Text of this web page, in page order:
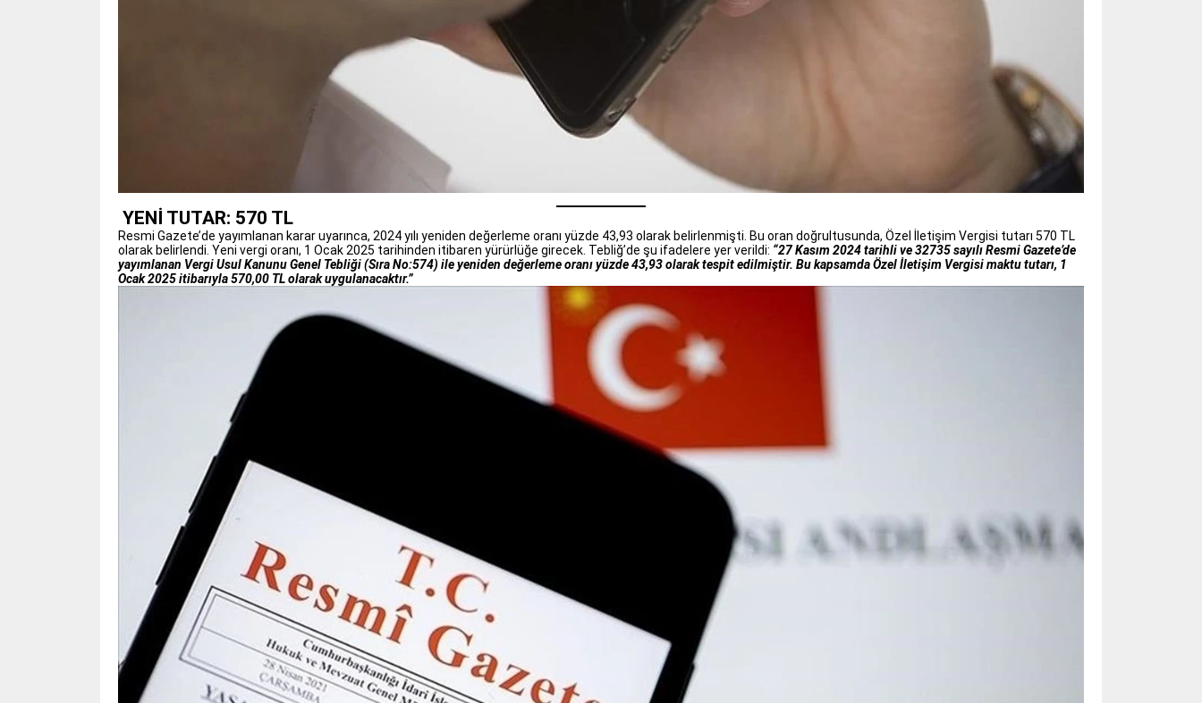
YENİ TUTAR: 570 TL
Resmi Gazete’de yayımlanan karar uyarınca, 2024 yılı yeniden değerleme oranı yüzde 43,93 olarak belirlenmişti. Bu oran doğrultusunda, Özel İletişim Vergisi tutarı 570 TL
olarak belirlendi. Yeni vergi oranı, 1 Ocak 2025 tarihinden itibaren yürürlüğe girecek. Tebliğ’de şu ifadelere yer verildi: “27 Kasım 2024 tarihli ve 32735 sayılı Resmi Gazete’de
yayımlanan Vergi Usul Kanunu Genel Tebliği (Sıra No:574) ile yeniden değerleme oranı yüzde 43,93 olarak tespit edilmiştir. Bu kapsamda Özel İletişim Vergisi maktu tutarı, 1
Ocak 2025 itibarıyla 570,00 TL olarak uygulanacaktır.”